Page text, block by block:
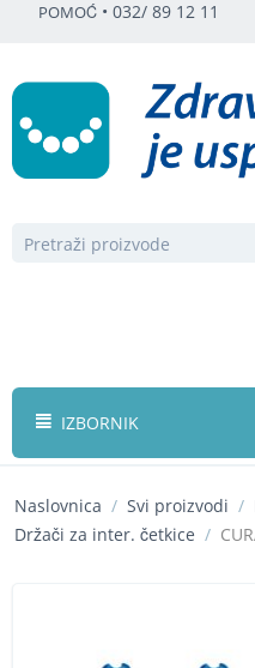
POMOĆ • 032/ 89 12 11
IZBORNIK
Naslovnica / Svi proizvodi /
Držači za inter. četkice /